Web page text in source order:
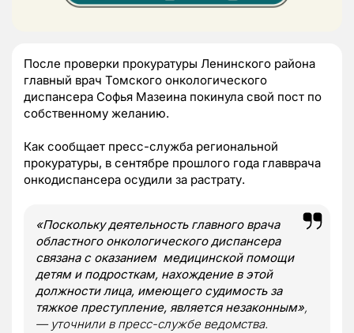
После проверки прокуратуры Ленинского района
главный врач Томского онкологического
диспансера Софья Мазеина покинула свой пост по
собственному желанию.
Как сообщает пресс-служба региональной
прокуратуры, в сентябре прошлого года главврача
онкодиспансера осудили за растрату.
«Поскольку деятельность главного врача
областного онкологического диспансера
связана с оказанием медицинской помощи
детям и подросткам, нахождение в этой
должности лица, имеющего судимость за
тяжкое преступление, является незаконным»,
— уточнили в пресс-службе ведомства.